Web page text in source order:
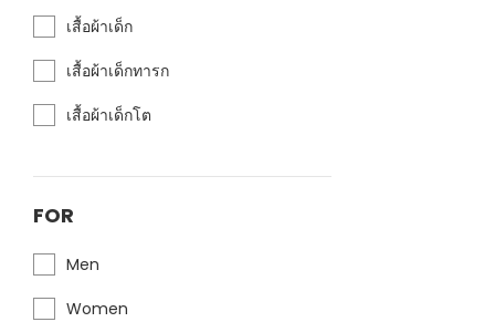
เสื้อผ้าเด็ก
เสื้อผ้าเด็กทารก
เสื้อผ้าเด็กโต
FOR
Men
Women